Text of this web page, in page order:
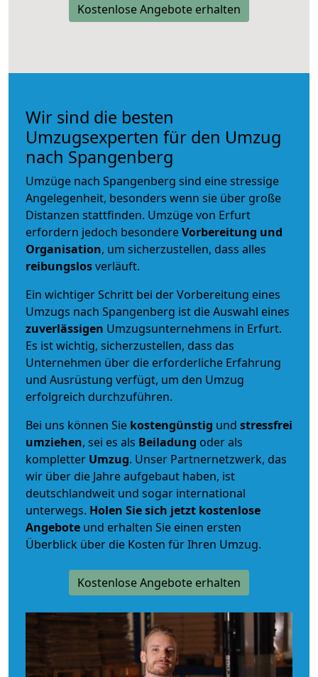
Kostenlose Angebote erhalten
Wir sind die besten
Umzugsexperten für den Umzug
nach Spangenberg
Umzüge nach Spangenberg sind eine stressige
Angelegenheit, besonders wenn sie über große
Distanzen stattfinden. Umzüge von Erfurt
erfordern jedoch besondereVorbereitung und
Organisation, um sicherzustellen, dass alles
reibungslosverläuft.
Ein wichtiger Schritt bei der Vorbereitung eines
Umzugs nach Spangenberg ist die Auswahl eines
zuverlässigen Umzugsunternehmens in Erfurt.
Es ist wichtig, sicherzustellen, dass das
Unternehmen über die erforderliche Erfahrung
und Ausrüstung verfügt, um den Umzug
erfolgreich durchzuführen.
Bei uns können Sie kostengünstig und stressfrei
umziehen, sei es als Beiladung oder als
kompletter Umzug. Unser Partnernetzwerk, das
wir über die Jahre aufgebaut haben, ist
deutschlandweit und sogar international
unterwegs. Holen Sie sich jetzt kostenlose
Angebote und erhalten Sie einen ersten
Überblick über die Kosten für Ihren Umzug.
Kostenlose Angebote erhalten